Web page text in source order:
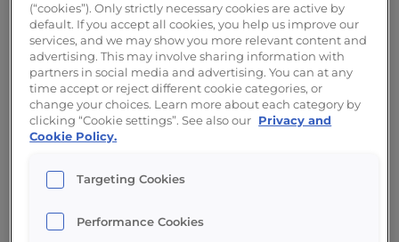
Beschreibung
Maschinen in den Niederlanden. Das nicht
ohne Grund. Diese Softeismaschine bietet
eine hohe Kapazität in einer kompakten
(“cookies”). Only strictly necessary cookies are active by
default. If you accept all cookies, you help us improve our
services, and we may show you more relevant content and
advertising. This may involve sharing information with
partners in social media and advertising. You can at any
time accept or reject different cookie categories, or
change your choices. Learn more about each category by
clicking “Cookie settings”. See also our Privacy and
Cookie Policy.
Targeting Cookies
Performance Cookies